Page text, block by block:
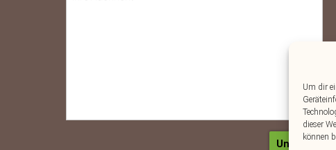
Um dir
dieser
können